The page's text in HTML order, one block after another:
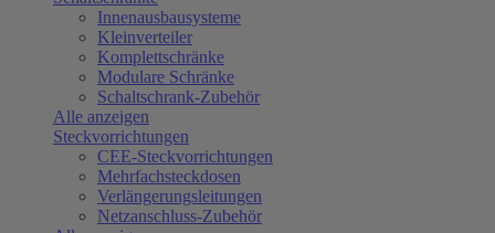
Innenausbausysteme
Kleinverteiler
Komplettschränke
Modulare Schränke
Schaltschrank-Zubehör
Alle anzeigen
Steckvorrichtungen
CEE-Steckvorrichtungen
Mehrfachsteckdosen
Verlängerungsleitungen
Netzanschluss-Zubehör